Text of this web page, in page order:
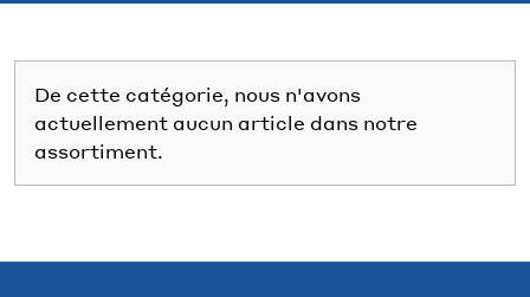
De cette catégorie, nous n'avons
actuellement aucun article dans notre
assortiment.